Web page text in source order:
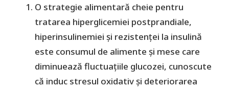
O strategie alimentară cheie pentru
tratarea hiperglicemiei postprandiale,
hiperinsulinemiei și rezistenței la insulină
este consumul de alimente și mese care
diminuează fluctuațiile glucozei, cunoscute
că induc stresul oxidativ și deteriorarea